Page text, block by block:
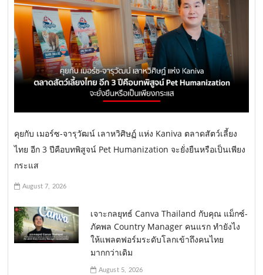
คุยกับ เมอร์ซ-จารุวัฒน์ เลาหวิศิษฏ์ แห่ง Kaniva ตลาดสัตว์เลี้ยง
ไทย อีก 3 ปีคือบทพิสูจน์ Pet Humanization จะยั่งยืนหรือเป็นเพียง
กระแส
August 7, 2026
เจาะกลยุทธ์ Canva Thailand กับคุณ แม็กซ์-
ภัคพล Country Manager คนแรก ทำยังไง
ให้แพลตฟอร์มระดับโลกเข้าถึงคนไทย
มากกว่าเดิม
August 5, 2026